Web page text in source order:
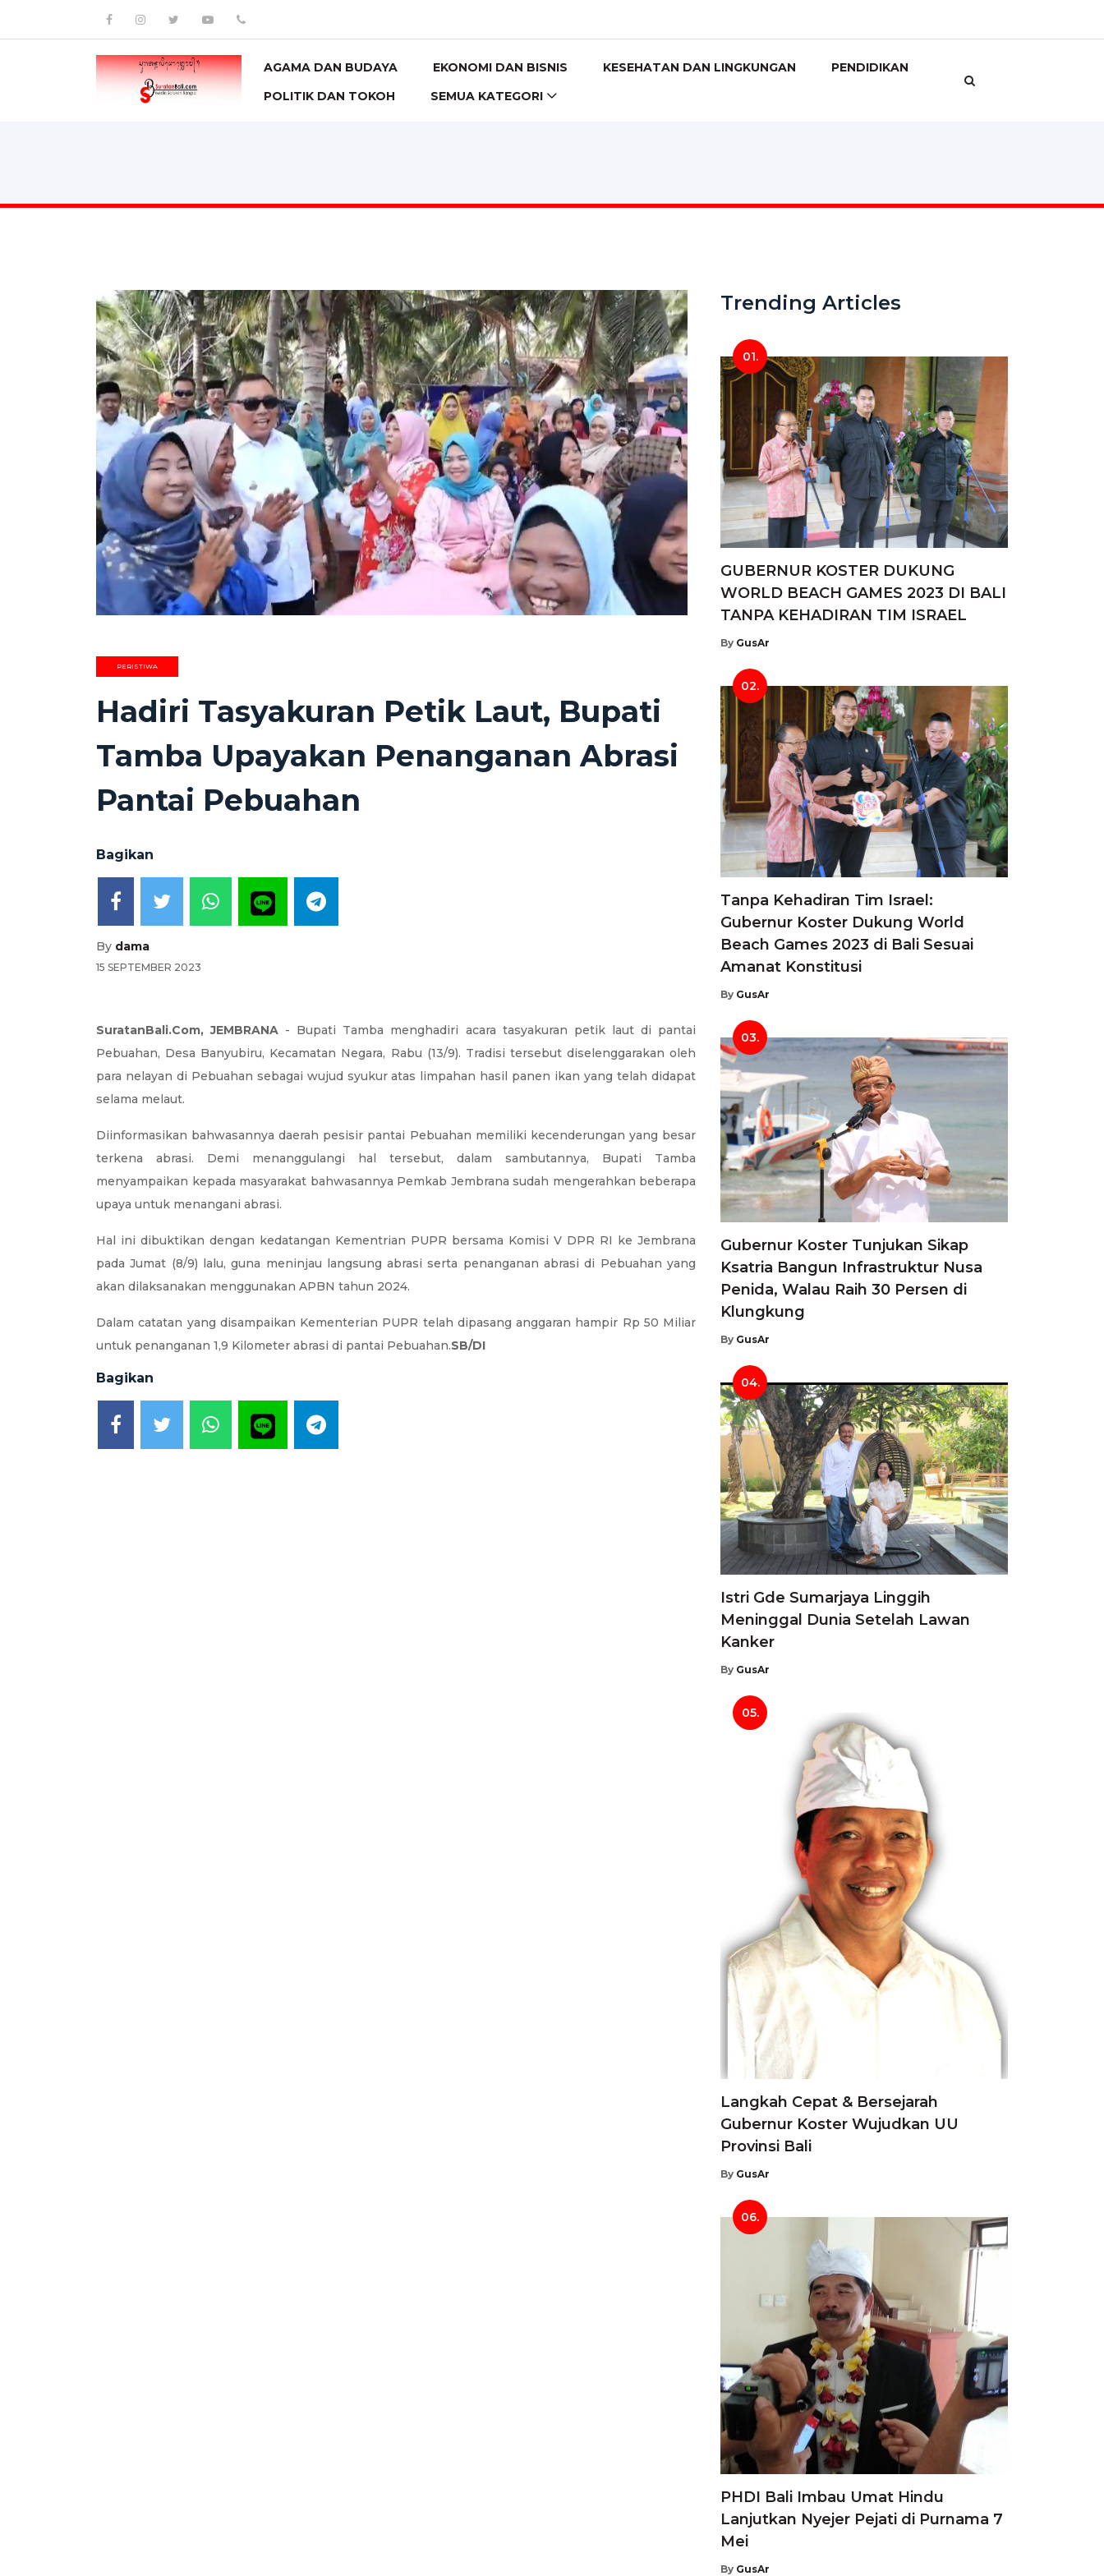
AGAMA DAN BUDAYA EKONOMI DAN BISNIS KESEHATAN DAN LINGKUNGAN
PENDIDIKAN
POLITIK DAN TOKOH
SEMUA KATEGORI
PERISTIWA
Hadiri Tasyakuran Petik Laut, Bupati
Tamba Upayakan Penanganan Abrasi
Pantai Pebuahan
Bagikan
By dama
15 SEPTEMBER 2023
SuratanBali.Com, JEMBRANA - Bupati Tamba menghadiri acara tasyakuran petik laut di pantai
Pebuahan, Desa Banyubiru, Kecamatan Negara, Rabu (13/9). Tradisi tersebut diselenggarakan oleh
para nelayan di Pebuahan sebagai wujud syukur atas limpahan hasil panen ikan yang telah didapat
selama melaut.
Diinformasikan bahwasannya daerah pesisir pantai Pebuahan memiliki kecenderungan yang besar
terkena abrasi. Demi menanggulangi hal tersebut, dalam sambutannya, Bupati Tamba
menyampaikan kepada masyarakat bahwasannya Pemkab Jembrana sudah mengerahkan beberapa
upaya untuk menangani abrasi.
Hal ini dibuktikan dengan kedatangan Kementrian PUPR bersama Komisi V DPR RI ke Jembrana
pada Jumat (8/9) lalu, guna meninjau langsung abrasi serta penanganan abrasi di Pebuahan yang
akan dilaksanakan menggunakan APBN tahun 2024.
Dalam catatan yang disampaikan Kementerian PUPR telah dipasang anggaran hampir Rp 50 Miliar
untuk penanganan 1,9 Kilometer abrasi di pantai Pebuahan.SB/DI
Bagikan
Trending Articles
01.
GUBERNUR KOSTER DUKUNG
WORLD BEACH GAMES 2023 DI BALI
TANPA KEHADIRAN TIM ISRAEL
By GusAr
02.
Tanpa Kehadiran Tim Israel:
Gubernur Koster Dukung World
Beach Games 2023 di Bali Sesuai
Amanat Konstitusi
By GusAr
03.
Gubernur Koster Tunjukan Sikap
Ksatria Bangun Infrastruktur Nusa
Penida, Walau Raih 30 Persen di
Klungkung
By GusAr
04.
Istri Gde Sumarjaya Linggih
Meninggal Dunia Setelah Lawan
Kanker
By GusAr
05.
Langkah Cepat & Bersejarah
Gubernur Koster Wujudkan UU
Provinsi Bali
By GusAr
06.
PHDI Bali Imbau Umat Hindu
Lanjutkan Nyejer Pejati di Purnama 7
Mei
By GusAr